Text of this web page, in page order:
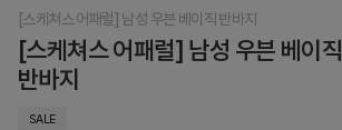
[스케쳐스 어패럴] 남성 우븐 베이직 반바지
[스케쳐스 어패럴] 남성 우븐 베이직
반바지
SALE